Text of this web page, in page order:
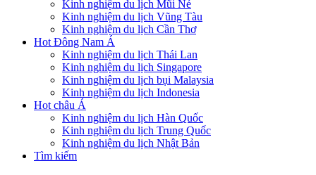
Kinh nghiệm du lịch Mũi Né
Kinh nghiệm du lịch Vũng Tàu
Kinh nghiệm du lịch Cần Thơ
Hot Đông Nam Á
Kinh nghiệm du lịch Thái Lan
Kinh nghiệm du lịch Singapore
Kinh nghiệm du lịch bụi Malaysia
Kinh nghiệm du lịch Indonesia
Hot châu Á
Kinh nghiệm du lịch Hàn Quốc
Kinh nghiệm du lịch Trung Quốc
Kinh nghiệm du lịch Nhật Bản
Tìm kiếm